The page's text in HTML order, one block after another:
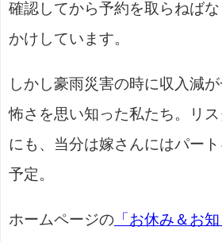
確認してから予約を取らねば
かけしています。
しかし豪雨災害の時に収入減
怖さを思い知った私たち。リ
にも、当分は嫁さんにはパー
予定。
ホームページの 「お休み＆お知